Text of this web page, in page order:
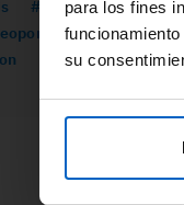
para los fines
su
#Formacion
#Prolia